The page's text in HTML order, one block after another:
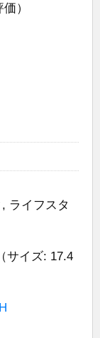
）
ライフスタ
サイズ: 17.4